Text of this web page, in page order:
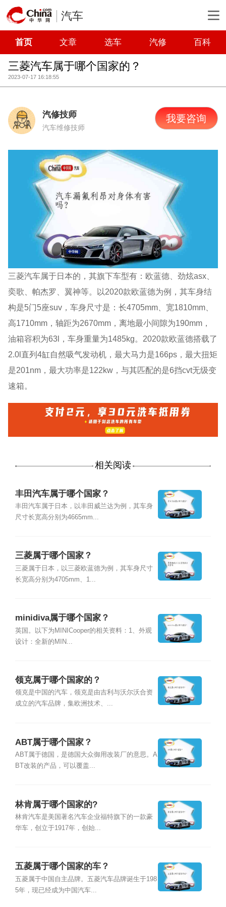
汽车
首页 文章 选车 汽修 百科
三菱汽车属于哪个国家的？
2023-07-17 16:18:55
汽修技师
汽车维修技师
我要咨询
三菱汽车属于日本的，其旗下车型有：欧蓝德、劲炫asx、
奕歌、帕杰罗、翼神等。以2020款欧蓝德为例，其车身结
构是5门5座suv，车身尺寸是：长4705mm、宽1810mm、
高1710mm，轴距为2670mm，离地最小间隙为190mm，
油箱容积为63l，车身重量为1485kg。2020款欧蓝德搭载了
2.0l直列4缸自然吸气发动机，最大马力是166ps，最大扭矩
是201nm，最大功率是122kw，与其匹配的是6挡cvt无级变
速箱。
相关阅读
丰田汽车属于哪个国家？
丰田汽车属于日本，以丰田威兰达为例，其车身
尺寸长宽高分别为4665mm...
三菱属于哪个国家？
三菱属于日本，以三菱欧蓝德为例，其车身尺寸
长宽高分别为4705mm、1...
minidiva属于哪个国家？
英国。以下为MINICooper的相关资料：1、外观
设计：全新的MIN...
领克属于哪个国家的？
领克是中国的汽车，领克是由吉利与沃尔沃合资
成立的汽车品牌，集欧洲技术、...
ABT属于哪个国家？
ABT属于德国，是德国大众御用改装厂的意思。A
BT改装的产品，可以覆盖...
林肯属于哪个国家的?
林肯汽车是美国著名汽车企业福特旗下的一款豪
华车，创立于1917年，创始...
五菱属于哪个国家的车？
五菱属于中国自主品牌。五菱汽车品牌诞生于198
5年，现已经成为中国汽车...